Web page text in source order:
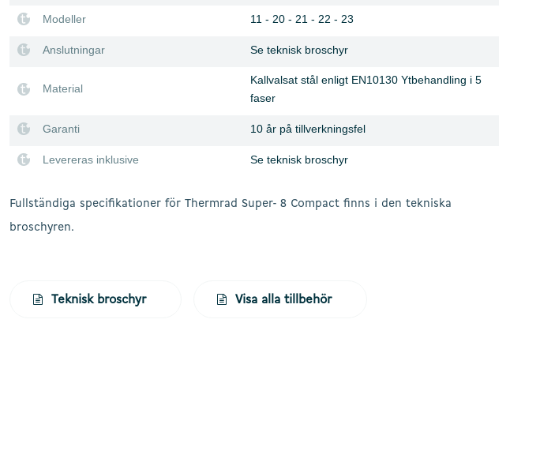
Modeller 11 - 20 - 21 - 22 - 23
Anslutningar Se teknisk broschyr
Material
Kallvalsat stål enligt EN10130 Ytbehandling i 5
faser
Garanti 10 år på tillverkningsfel
Levereras inklusive Se teknisk broschyr
Fullständiga specifikationer för Thermrad Super- 8 Compact finns i den tekniska
broschyren.
Teknisk broschyr Visa alla tillbehör